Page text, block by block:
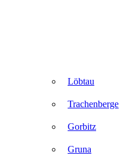
Löbtau
Trachenberge
Gorbitz
Gruna